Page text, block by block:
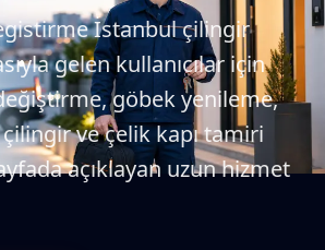
İstanbul çilingir
gelen kullanıcılar için
göbek yenileme,
ve çelik kapı tamiri
açıklayan uzun hizmet